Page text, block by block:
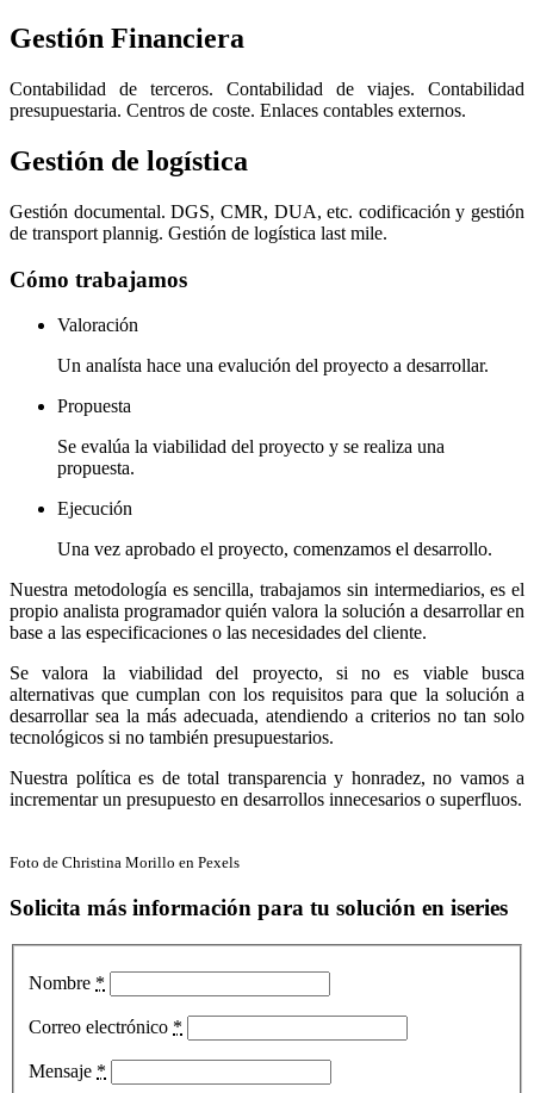
Gestión Financiera
Contabilidad de terceros. Contabilidad de viajes. Contabilidad
presupuestaria. Centros de coste. Enlaces contables externos.
Gestión de logística
Gestión documental. DGS, CMR, DUA, etc. codificación y gestión
de transport plannig. Gestión de logística last mile.
Cómo trabajamos
Valoración
Un analísta hace una evalución del proyecto a desarrollar.
Propuesta
Se evalúa la viabilidad del proyecto y se realiza una
propuesta.
Ejecución
Una vez aprobado el proyecto, comenzamos el desarrollo.
Nuestra metodología es sencilla, trabajamos sin intermediarios, es el
propio analista programador quién valora la solución a desarrollar en
base a las especificaciones o las necesidades del cliente.
Se valora la viabilidad del proyecto, si no es viable busca
alternativas que cumplan con los requisitos para que la solución a
desarrollar sea la más adecuada, atendiendo a criterios no tan solo
tecnológicos si no también presupuestarios.
Nuestra política es de total transparencia y honradez, no vamos a
incrementar un presupuesto en desarrollos innecesarios o superfluos.
Foto de Christina Morillo en Pexels
Solicita más información para tu solución en iseries
Nombre *
Correo electrónico *
Mensaje *